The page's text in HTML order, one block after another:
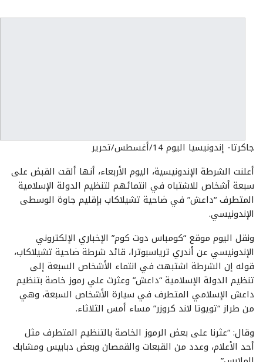
جاكرتا- إندونيسيا اليوم 14/أغسطس/تحرير
أعلنت الشرطة الإندونيسية، اليوم الأربعاء، أنها ألقت القبض على
سبعة أشخاص للاشتباه في انتمائهم لتنظيم الدولة الإسلامية
المتطرف “داعش” في ضاحية تشيلاكاب بإقليم جاوة الوسطى
الإندونيسي.
ونقل اليوم موقع “كومباس دوت كوم” الإخباري الإلكتروني
الإندونيسي عن أندري ترياسبوترا، قائد شرطة ضاحية تشيلاكاب،
قوله إن الشرطة اشتبهت في انتماء الأشخاص السبعة إلى
تنظيم الدولة الإسلامية “داعش” وعثرت علي رموز خاصة بتنظيم
داعش الإسلامي المتطرف في سيارة الأشخاص السبعة، وهي
من طراز “تويوتا لاند كروزر” مساء أمس الثلاثاء.
وقال: “عثرنا على بعض الرموز الخاصة بالتنظيم المتطرف مثل
أحد الأعلام، وعدد من القبعات والقمصان وبعض دبابيس ومشابك